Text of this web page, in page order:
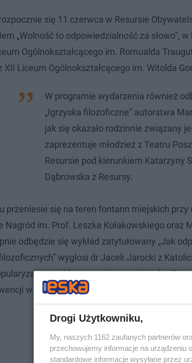
się 11 czerwca w Resursie
„Wolność to odpowiedzialność za słowo”,
Ogólnokształcącego im. Romualda
XII Liceum Ogólnokształcącego im. Witolda
W programie wydarzenia również
„Igrzyska filozoficzne” autorstwa
jak się okazało rodzinnie związany
zaprezentuje młodzież z Teatru
Resursie pod kierunkiem Katarzyny
Dąbrowska z Resursy.
przeniesie się na teren fontann miejskich
Nagród im. Prof. Leszka Kołakowskiego oraz
odbędzie się wykład zatytułowany „Jak
wygłosi dr Jacek Jarocki z
nauki, znany w internecie jako
w etyce, czyli dlaczego nie zawsze warto
Drogi Użytkowniku,
My, naszych 1162 zaufanych partnerów
przechowujemy informacje na urządzeniu
standardowe informacje wysyłane przez